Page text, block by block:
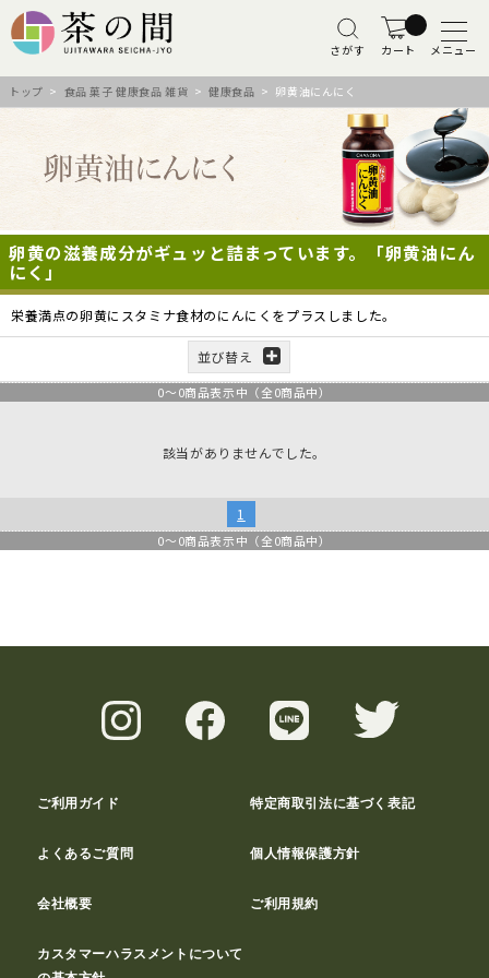
さがす カート メニュー
トップ > 食品 菓子 健康食品 雑貨 >健康食品 > 卵黄油にんにく
卵黄の滋養成分がギュッと詰まっています。「卵黄油にん
にく」
栄養満点の卵黄にスタミナ食材のにんにくをプラスしました。
並び替え
0～0商品表示中（全0商品中）
該当がありませんでした。
1
0～0商品表示中（全0商品中）
ご利用ガイド 特定商取引法に基づく表記
よくあるご質問 個人情報保護方針
会社概要 ご利用規約
カスタマーハラスメントについて